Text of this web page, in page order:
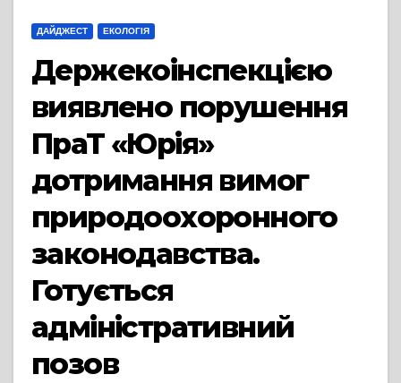
ДАЙДЖЕСТ ЕКОЛОГІЯ
Держекоінспекцією
виявлено порушення
ПраТ «Юрія»
дотримання вимог
природоохоронного
законодавства.
Готується
адміністративний
позов